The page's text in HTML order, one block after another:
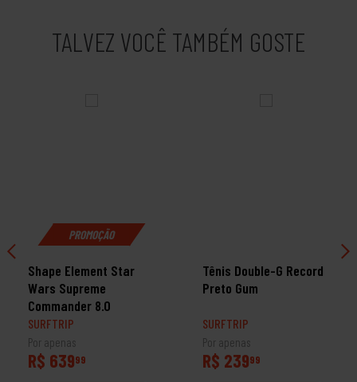
TALVEZ VOCÊ TAMBÉM GOSTE
PROMOÇÃO
Shape Element Star
Wars Supreme
Commander 8.0
SURFTRIP
Por apenas
R$ 63999
Tênis Double-G Record
Preto Gum
SURFTRIP
Por apenas
R$ 23999